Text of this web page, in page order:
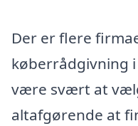
Der er flere
køberrådgivning
være svært at
altafgørende at